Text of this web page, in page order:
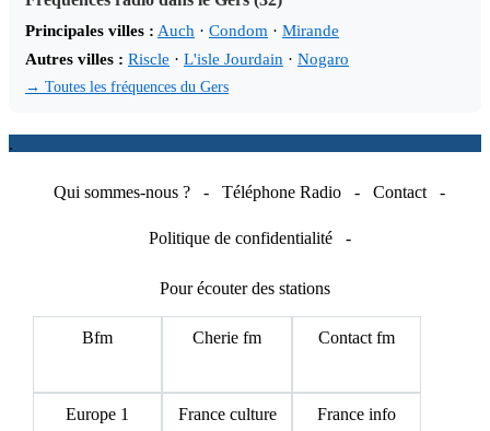
Principales villes : Auch · Condom · Mirande
Autres villes : Riscle · L'isle Jourdain · Nogaro
→ Toutes les fréquences du Gers
.
Qui sommes-nous ? - Téléphone Radio - Contact -
Politique de confidentialité -
Pour écouter des stations
Bfm Cherie fm Contact fm
Europe 1 France culture France info